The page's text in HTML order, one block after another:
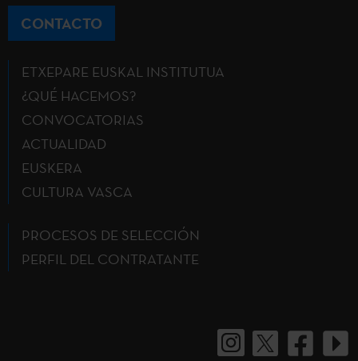
CONTACTO
ETXEPARE EUSKAL INSTITUTUA
¿QUÉ HACEMOS?
CONVOCATORIAS
ACTUALIDAD
EUSKERA
CULTURA VASCA
PROCESOS DE SELECCIÓN
PERFIL DEL CONTRATANTE